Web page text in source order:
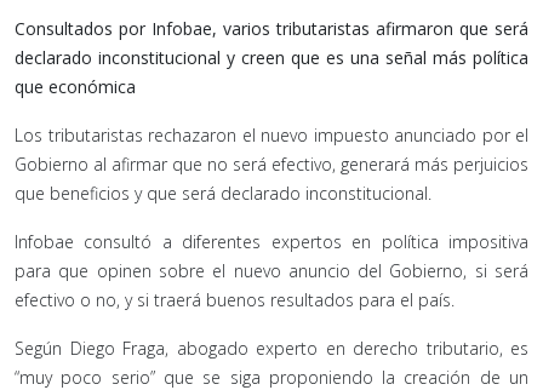
Consultados por Infobae, varios tributaristas afirmaron que será
declarado inconstitucional y creen que es una señal más política
que económica
Los tributaristas rechazaron el nuevo impuesto anunciado por el
Gobierno al afirmar que no será efectivo, generará más perjuicios
que beneficios y que será declarado inconstitucional.
Infobae consultó a diferentes expertos en política impositiva
para que opinen sobre el nuevo anuncio del Gobierno, si será
efectivo o no, y si traerá buenos resultados para el país.
Según Diego Fraga, abogado experto en derecho tributario, es
“muy poco serio” que se siga proponiendo la creación de un